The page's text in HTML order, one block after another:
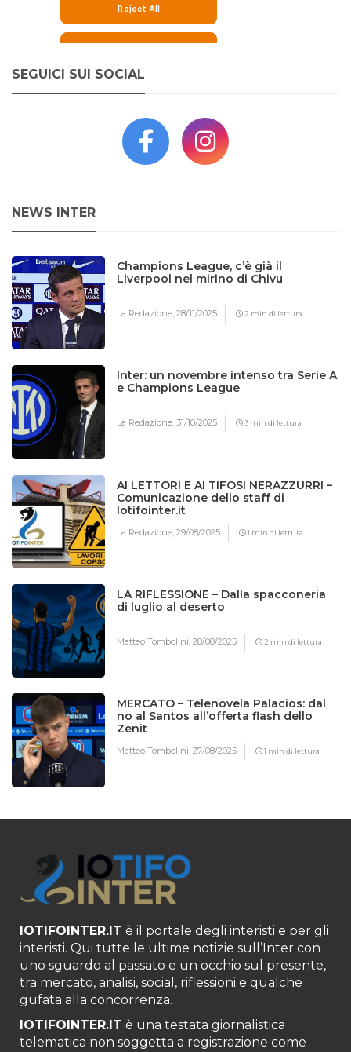
SEGUICI SUI SOCIAL
NEWS INTER
Champions League, c’è già il
Liverpool nel mirino di Chivu
La Redazione,28/11/2025 2 min di lettura
Inter: un novembre intenso tra Serie A
e Champions League
La Redazione,31/10/2025 3 min di lettura
AI LETTORI E AI TIFOSI NERAZZURRI –
Comunicazione dello staff di
Iotifointer.it
La Redazione,29/08/2025 1 min di lettura
LA RIFLESSIONE – Dalla spacconeria
di luglio al deserto
Matteo Tombolini,28/08/2025 2 min di lettura
MERCATO – Telenovela Palacios: dal
no al Santos all’offerta flash dello
Zenit
Matteo Tombolini,27/08/2025 1 min di lettura
IOTIFOINTER.IT è il portale degli interisti e per gli
interisti. Qui tutte le ultime notizie sull’Inter con
uno sguardo al passato e un occhio sul presente,
tra mercato, analisi, social, riflessioni e qualche
gufata alla concorrenza.
IOTIFOINTER.IT è una testata giornalistica
telematica non soggetta a registrazione come